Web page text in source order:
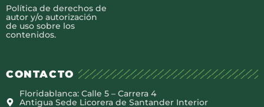
Política de derechos de
autor y/o autorización
de uso sobre los
contenidos.
CONTACTO
Floridablanca: Calle 5 – Carrera 4
Antigua Sede Licorera de Santander Interior